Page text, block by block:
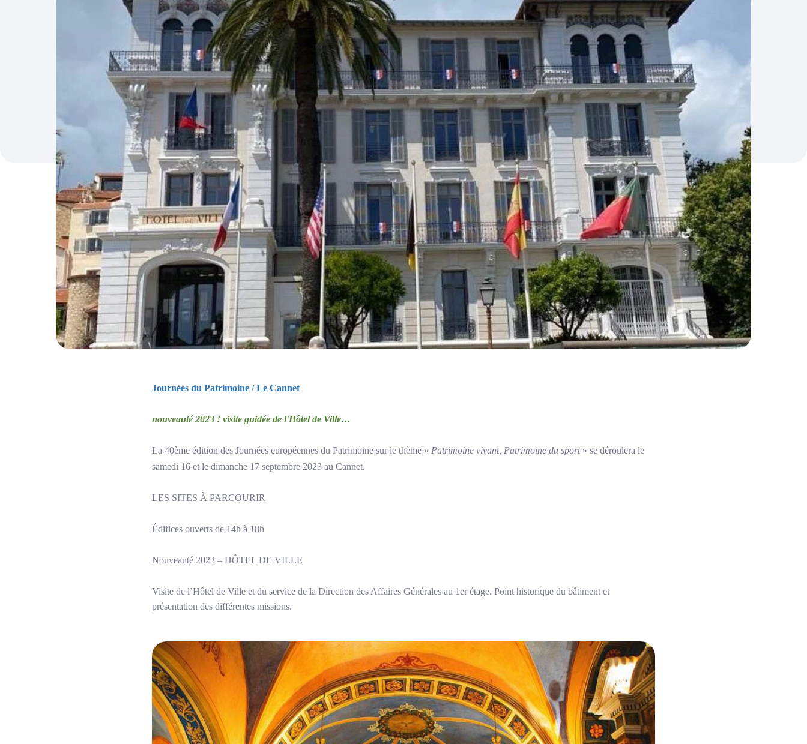
Journées du Patrimoine / Le Cannet
nouveauté 2023 ! visite guidée de l'Hôtel de Ville…
La 40ème édition des Journées européennes du Patrimoine sur le thème « Patrimoine vivant, Patrimoine du sport » se déroulera le
samedi 16 et le dimanche 17 septembre 2023 au Cannet.
LES SITES À PARCOURIR
Édifices ouverts de 14h à 18h
Nouveauté 2023 – HÔTEL DE VILLE
Visite de l’Hôtel de Ville et du service de la Direction des Affaires Générales au 1er étage. Point historique du bâtiment et
présentation des différentes missions.